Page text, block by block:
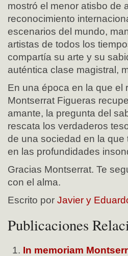
mostró el menor atisbo de
reconocimiento
escenarios del mundo,
artistas de todos los
compartía su arte y su
auténtica clase magistral,
En una época en la que el
Montserrat Figueras
amante, la pregunta del
rescata los verdaderos
de una sociedad en la que
en las profundidades
Gracias Montserrat. Te
con el alma.
Escrito por Javier y
Publicaciones
In memoriam